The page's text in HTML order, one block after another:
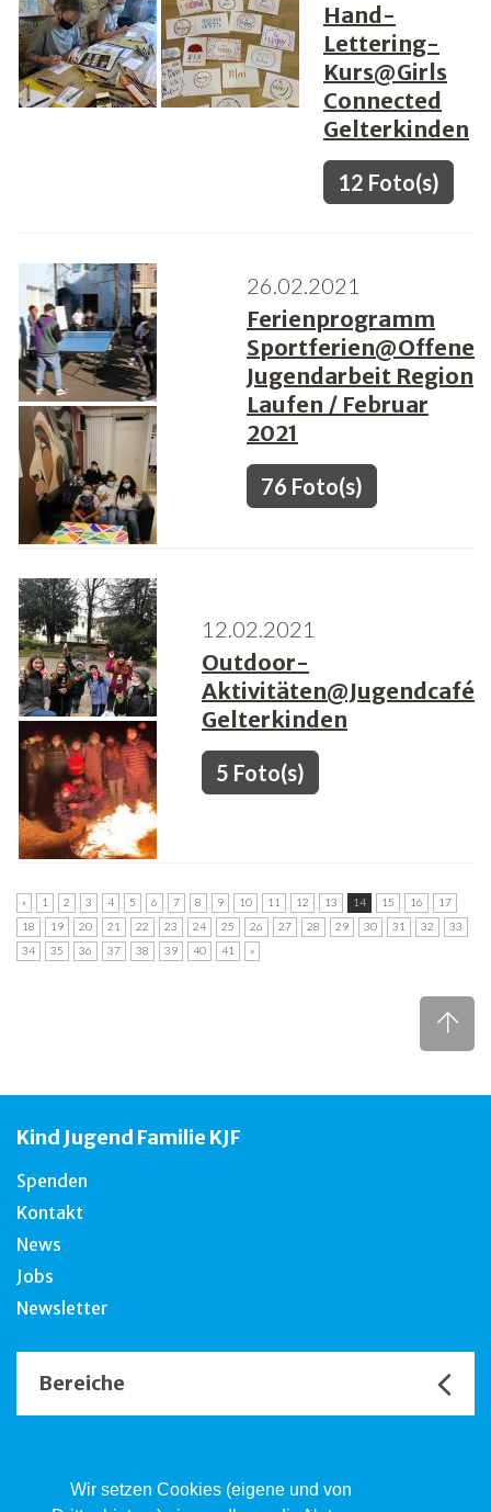
Wir setzen Cookies (eigene und von
Hand-
Lettering-
Kurs@Girls
Connected
Gelterkinden
12 Foto(s)
26.02.2021
Ferienprogramm
Sportferien@Offene
Jugendarbeit Region
Laufen / Februar
2021
76 Foto(s)
12.02.2021
Outdoor-
Aktivitäten@Jugendcafé
Gelterkinden
5 Foto(s)
« 1 2 3 4 5 6 7 8 9 10 11 12 13 14 15 16
17
18
19 20 21 22 23 24 25 26 27 28 29 30 31 32
33
34
35 36 37 38 39 40 41 »
Kind Jugend Familie KJF
Spenden
Kontakt
News
Jobs
Newsletter
Bereiche